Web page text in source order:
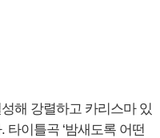
성해 강렬하고 카리스마 있
이틀곡 ‘밤새도록 어떤